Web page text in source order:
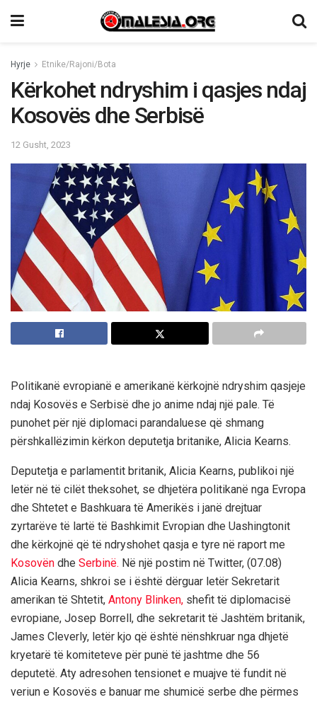
Hyrje Etnike/Rajoni/Bota
Kërkohet ndryshim i qasjes ndaj
Kosovës dhe Serbisë
12 Gusht, 2023
Politikanë evropianë e amerikanë kërkojnë ndryshim qasjeje
ndaj Kosovës e Serbisë dhe jo anime ndaj një pale. Të
punohet për një diplomaci parandaluese që shmang
përshkallëzimin kërkon deputetja britanike, Alicia Kearns.
Deputetja e parlamentit britanik, Alicia Kearns, publikoi një
letër në të cilët theksohet, se dhjetëra politikanë nga Evropa
dhe Shtetet e Bashkuara të Amerikës i janë drejtuar
zyrtarëve të lartë të Bashkimit Evropian dhe Uashingtonit
dhe kërkojnë që të ndryshohet qasja e tyre në raport me
Kosovën dhe Serbinë. Në një postim në Twitter, (07.08)
Alicia Kearns, shkroi se i është dërguar letër Sekretarit
amerikan të Shtetit, Antony Blinken, shefit të diplomacisë
evropiane, Josep Borrell, dhe sekretarit të Jashtëm britanik,
James Cleverly, letër kjo që është nënshkruar nga dhjetë
kryetarë të komiteteve për punë të jashtme dhe 56
deputetë. Aty adresohen tensionet e muajve të fundit në
veriun e Kosovës e banuar me shumicë serbe dhe përmes